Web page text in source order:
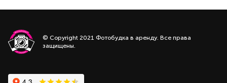
© Copyright 2021 Фотобудка в аренду. Все права
защищены.